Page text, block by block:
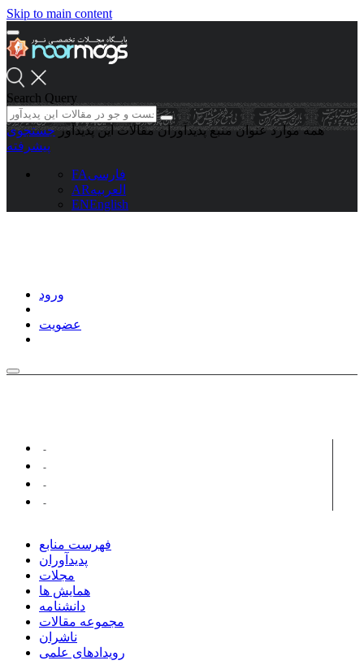
Skip to main content
Search Query
همه موارد عنوان منبع پدیدآوران مقالات این پدیدآور جستجوی
پیشرفته
FAفارسی
ARالعربیه
ENEnglish
ورود
عضویت
فهرست منابع
پدیدآوران
مجلات
همایش ها
دانشنامه
مجموعه مقالات
ناشران
رویدادهای علمی